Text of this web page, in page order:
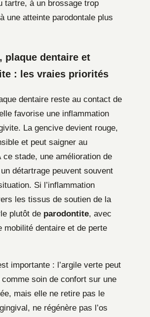
tartre, à un brossage trop
une atteinte parodontale plus
plaque dentaire et
: les vraies priorités
dentaire reste au contact de
favorise une inflammation
La gencive devient rouge,
et peut saigner au
ce stade, une amélioration de
un détartrage peuvent souvent
Si l’inflammation
les tissus de soutien de la
plutôt de parodontite, avec
mobilité dentaire et de perte
importante : l’argile verte peut
soin de confort sur une
mais elle ne retire pas le
ne régénère pas l’os